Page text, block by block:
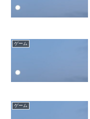
ゲーム
ゲーム